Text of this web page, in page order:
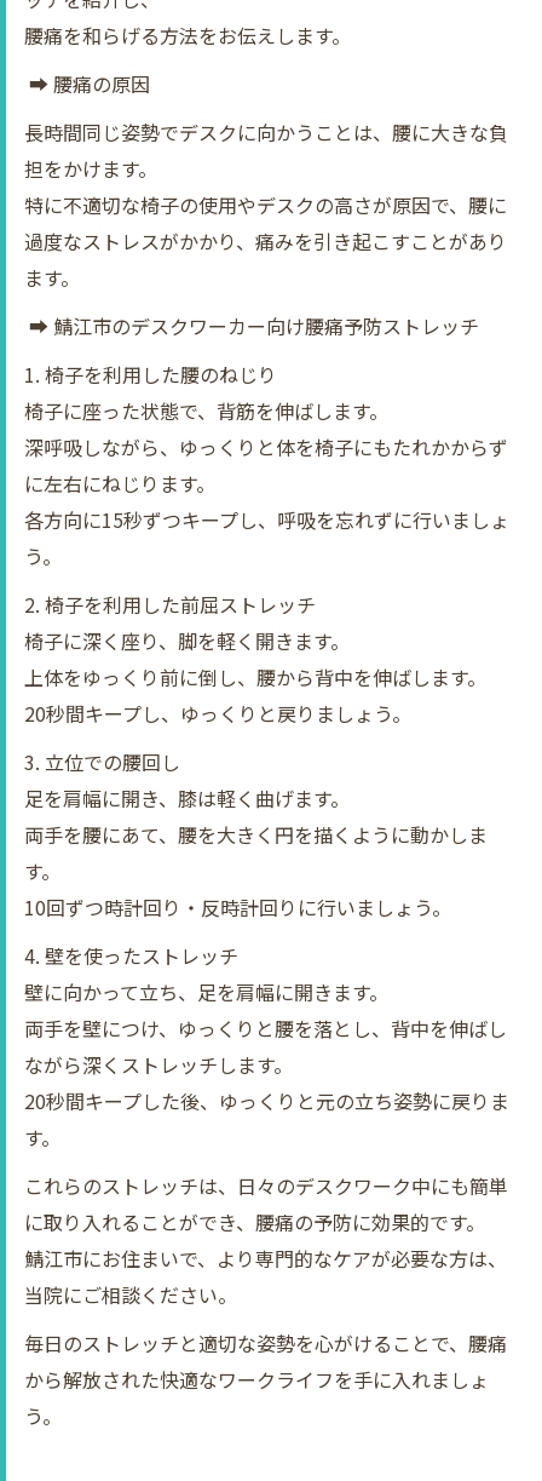
腰痛を和らげる方法をお伝えします。
➡ 腰痛の原因
長時間同じ姿勢でデスクに向かうことは、腰に大きな負
担をかけます。
特に不適切な椅子の使用やデスクの高さが原因で、腰に
過度なストレスがかかり、痛みを引き起こすことがあり
ます。
➡ 鯖江市のデスクワーカー向け腰痛予防ストレッチ
1. 椅子を利用した腰のねじり
椅子に座った状態で、背筋を伸ばします。
深呼吸しながら、ゆっくりと体を椅子にもたれかからず
に左右にねじります。
各方向に15秒ずつキープし、呼吸を忘れずに行いましょ
う。
2. 椅子を利用した前屈ストレッチ
椅子に深く座り、脚を軽く開きます。
上体をゆっくり前に倒し、腰から背中を伸ばします。
20秒間キープし、ゆっくりと戻りましょう。
3. 立位での腰回し
足を肩幅に開き、膝は軽く曲げます。
両手を腰にあて、腰を大きく円を描くように動かしま
す。
10回ずつ時計回り・反時計回りに行いましょう。
4. 壁を使ったストレッチ
壁に向かって立ち、足を肩幅に開きます。
両手を壁につけ、ゆっくりと腰を落とし、背中を伸ばし
ながら深くストレッチします。
20秒間キープした後、ゆっくりと元の立ち姿勢に戻りま
す。
これらのストレッチは、日々のデスクワーク中にも簡単
に取り入れることができ、腰痛の予防に効果的です。
鯖江市にお住まいで、より専門的なケアが必要な方は、
当院にご相談ください。
毎日のストレッチと適切な姿勢を心がけることで、腰痛
から解放された快適なワークライフを手に入れましょ
う。